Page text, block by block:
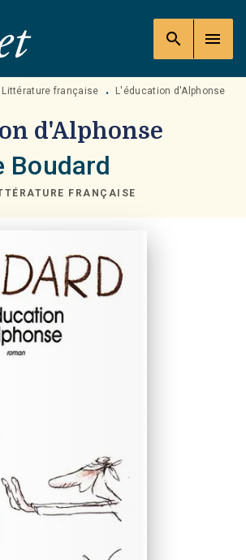
search menu
Littérature française • L'éducation d'Alphonse
d'Alphonse
Boudard
FRANÇAISE